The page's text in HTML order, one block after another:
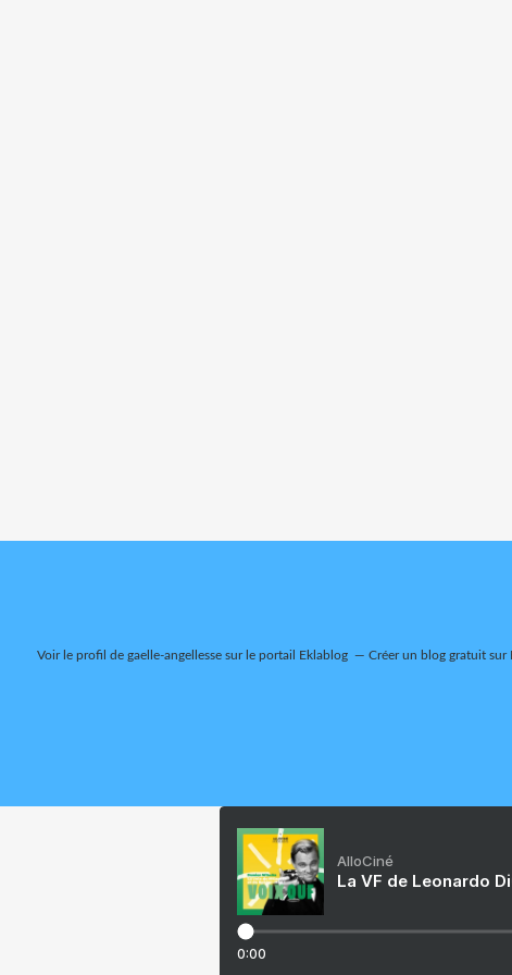
Voir le profil de gaelle-angellesse sur le portail Eklablog Créer un blog gratuit sur
AlloCiné
La VF de Leonardo
0:00